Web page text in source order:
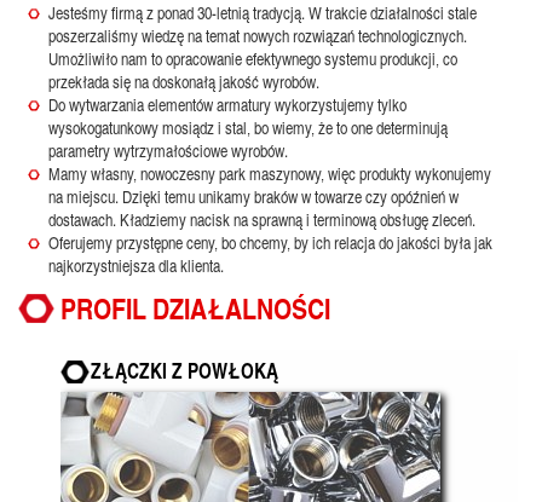
Jesteśmy firmą z ponad 30-letnią tradycją. W trakcie działalności stale
poszerzaliśmy wiedzę na temat nowych rozwiązań technologicznych.
Umożliwiło nam to opracowanie efektywnego systemu produkcji, co
przekłada się na doskonałą jakość wyrobów.
Do wytwarzania elementów armatury wykorzystujemy tylko
wysokogatunkowy mosiądz i stal, bo wiemy, że to one determinują
parametry wytrzymałościowe wyrobów.
Mamy własny, nowoczesny park maszynowy, więc produkty wykonujemy
na miejscu. Dzięki temu unikamy braków w towarze czy opóźnień w
dostawach. Kładziemy nacisk na sprawną i terminową obsługę zleceń.
Oferujemy przystępne ceny, bo chcemy, by ich relacja do jakości była jak
najkorzystniejsza dla klienta.
PROFIL DZIAŁALNOŚCI
ZŁĄCZKI Z POWŁOKĄ